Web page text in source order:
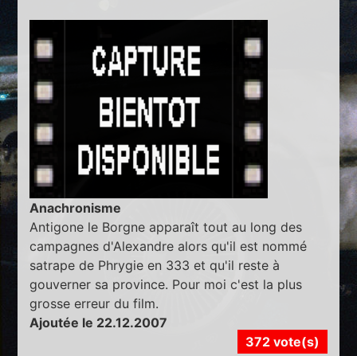
Anachronisme
Antigone le Borgne apparaît tout au long des
campagnes d'Alexandre alors qu'il est nommé
satrape de Phrygie en 333 et qu'il reste à
gouverner sa province. Pour moi c'est la plus
grosse erreur du film.
Ajoutée le 22.12.2007
372 vote(s)